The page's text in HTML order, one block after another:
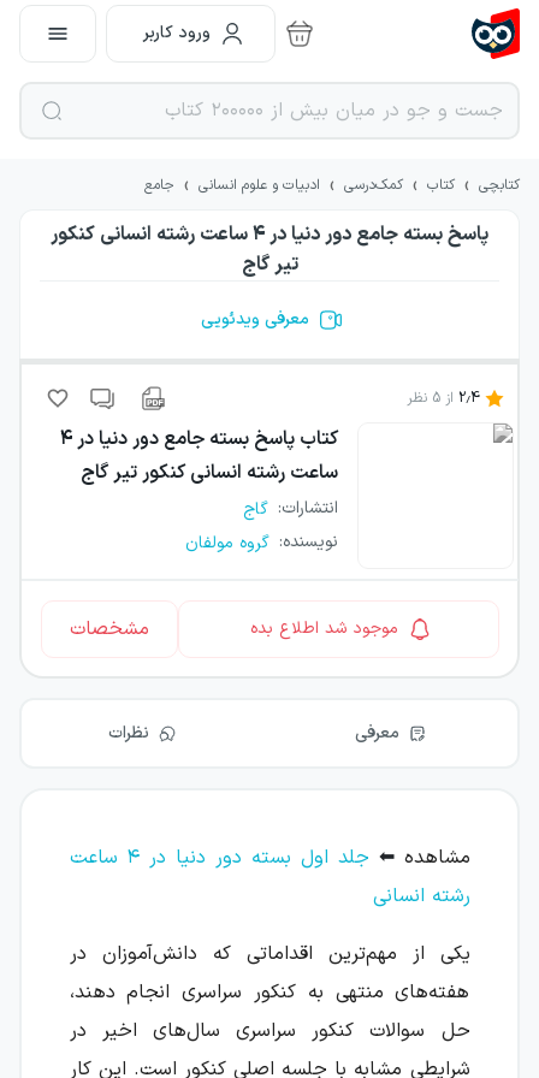
ورود کاربر
کتابچی › کتاب › کمک‌درسی › ادبیات و علوم انسانی › جامع
پاسخ بسته جامع دور دنیا در ۴ ساعت رشته انسانی کنکور
تیر گاج
معرفی ویدئویی
2.4 از5 نظر
کتاب
پاسخ بسته جامع دور دنیا در ۴
ساعت رشته انسانی کنکور تیر گاج
انتشارات: گاج
نویسنده: گروه مولفان
موجود شد اطلاع بده مشخصات
معرفی نظرات
مشاهده⬅
جلد اول بسته دور دنیا در ۴ ساعت
رشته انسانی
یکی از مهم‌ترین اقداماتی که دانش‌آموزان در
هفته‌های منتهی به کنکور سراسری انجام دهند،
حل سوالات کنکور سراسری سال‌های اخیر در
شرایطی مشابه با جلسه اصلی کنکور است. این کار